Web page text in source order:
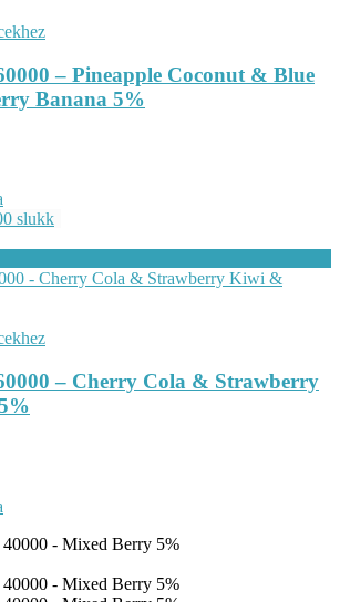
– Pineapple Coconut & Blue
Banana 5%
slukk
– Cherry Cola & Strawberry